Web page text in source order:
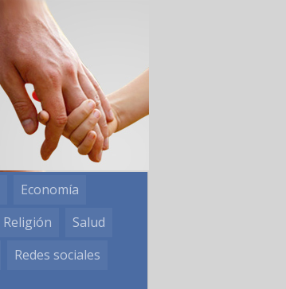
Economía
Religión
Salud
Redes sociales